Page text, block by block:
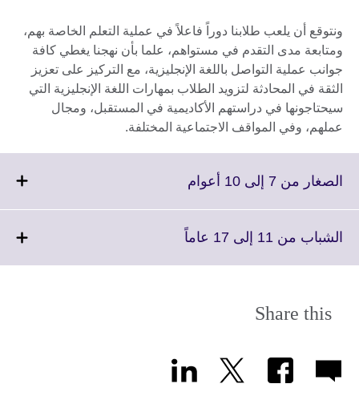
ونتوقع أن يلعب طلابنا دوراً فاعلاً في عملية التعلم الخاصة بهم،
ومتابعة مدى التقدم في مستواهم، علما بأن نهجنا يغطي كافة
جوانب عملية التواصل باللغة الإنجليزية، مع التركيز على تعزيز
الثقة في المحادثة لتزويد الطلاب بمهارات اللغة الإنجليزية التي
سيحتاجونها في دراستهم الأكاديمية في المستقبل، ومجال
عملهم، وفي المواقف الاجتماعية المختلفة.
الصغار من 7 إلى 10 أعوام
More
الشباب من 11 إلى 17 عاماً
Click
Share this